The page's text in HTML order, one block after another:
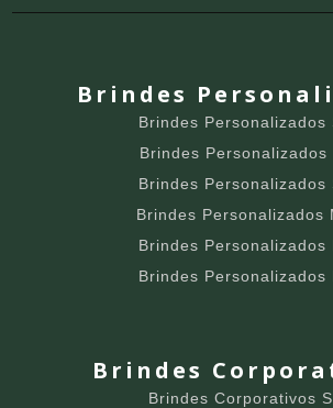
Brindes
Brindes Personalizados
Brindes Personalizados
Brindes Personalizados
Brindes Personalizados
Brindes Personalizados
Brindes Personalizados
Brindes
Brindes Corporativos